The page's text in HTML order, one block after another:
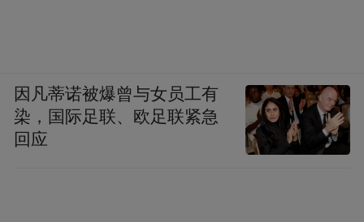
因凡蒂诺被爆曾与女员工有
染，国际足联、欧足联紧急
回应